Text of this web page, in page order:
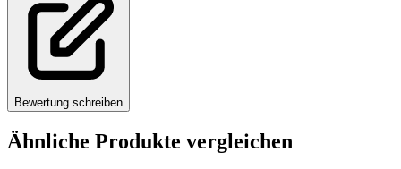
Bewertung schreiben
Ähnliche Produkte vergleichen